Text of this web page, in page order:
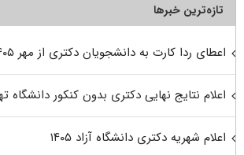
تازه‌ترین خبرها
اعطای ردا کارت به دانشجویان دکتری از مهر ۱۴۰۵
اعلام نتایج نهایی دکتری بدون کنکور دانشگاه تهران
اعلام شهریه دکتری دانشگاه آزاد ۱۴۰۵